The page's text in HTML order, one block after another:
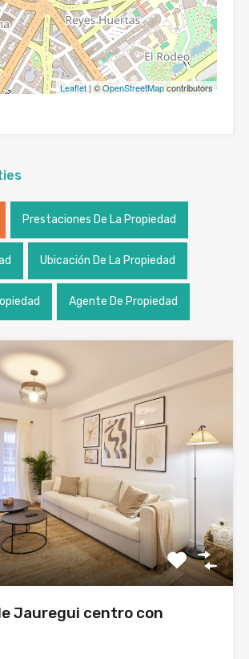
Leaflet | ©OpenStreetMapcontributors
Prestaciones De La Propiedad
Ubicación De La Propiedad
Agente De Propiedad
Jauregui centro con